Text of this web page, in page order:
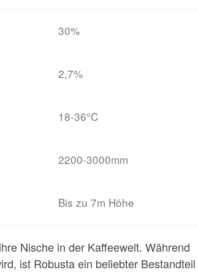
30%
2,7%
18-36°C
2200-3000mm
Bis zu 7m Höhe
Nische in der Kaffeewelt. Während
ist Robusta ein beliebter